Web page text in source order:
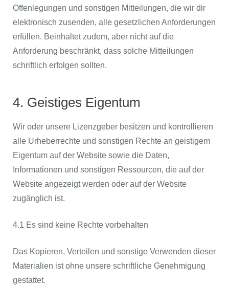
Offenlegungen und sonstigen Mitteilungen, die wir dir
elektronisch zusenden, alle gesetzlichen Anforderungen
erfüllen. Beinhaltet zudem, aber nicht auf die
Anforderung beschränkt, dass solche Mitteilungen
schriftlich erfolgen sollten.
4. Geistiges Eigentum
Wir oder unsere Lizenzgeber besitzen und kontrollieren
alle Urheberrechte und sonstigen Rechte an geistigem
Eigentum auf der Website sowie die Daten,
Informationen und sonstigen Ressourcen, die auf der
Website angezeigt werden oder auf der Website
zugänglich ist.
4.1 Es sind keine Rechte vorbehalten
Das Kopieren, Verteilen und sonstige Verwenden dieser
Materialien ist ohne unsere schriftliche Genehmigung
gestattet.